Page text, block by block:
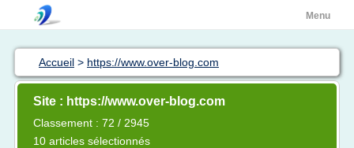
Menu
Accueil > https://www.over-blog.com
Site : https://www.over-blog.com
Classement : 72 / 2945
10 articles sélectionnés